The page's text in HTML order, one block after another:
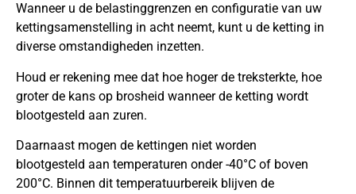
Wanneer u de belastinggrenzen en configuratie van uw
kettingsamenstelling in acht neemt, kunt u de ketting in
diverse omstandigheden inzetten.
Houd er rekening mee dat hoe hoger de treksterkte, hoe
groter de kans op brosheid wanneer de ketting wordt
blootgesteld aan zuren.
Daarnaast mogen de kettingen niet worden
blootgesteld aan temperaturen onder -40°C of boven
200°C. Binnen dit temperatuurbereik blijven de